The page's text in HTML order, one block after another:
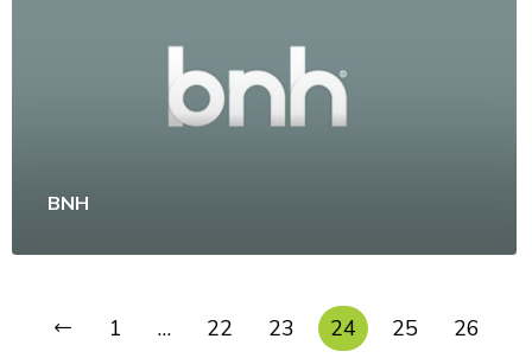
BNH
1 … 22 23 24 25
26